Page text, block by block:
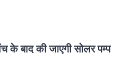
बाद की जाएगी सोलर पम्प